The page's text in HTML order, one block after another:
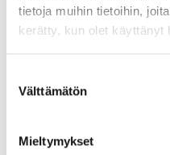
tietoja muihin tietoihin,
kerätty, kun olet käyttänyt
valinta
Välttämätön
Mieltymykset